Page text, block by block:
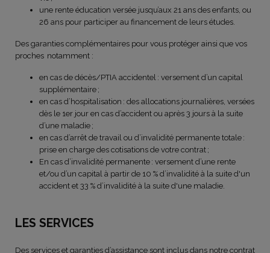
une rente éducation versée jusqu’aux 21 ans des enfants, ou
26 ans pour participer au financement de leurs études.
Des garanties complémentaires pour vous protéger ainsi que vos
proches notamment :
en cas de décès/PTIA accidentel : versement d’un capital
supplémentaire ;
en cas d’hospitalisation : des allocations journalières, versées
dès le 1er jour en cas d’accident ou après 3 jours à la suite
d’une maladie ;
en cas d’arrêt de travail ou d’invalidité permanente totale :
prise en charge des cotisations de votre contrat ;
En cas d’invalidité permanente : versement d’une rente
et/ou d’un capital à partir de 10 % d’invalidité à la suite d'un
accident et 33 % d’invalidité à la suite d'une maladie.
LES SERVICES
Des services et garanties d’assistance sont inclus dans notre contrat